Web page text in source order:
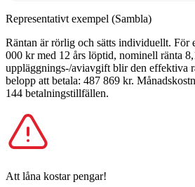
Representativt exempel (Sambla)
Räntan är rörlig och sätts individuellt. För
000 kr med 12 års löptid, nominell ränta
uppläggnings-/aviavgift blir den effektiva
belopp att betala: 487 869 kr.
144 betalningstillfällen.
Att låna kostar pengar!